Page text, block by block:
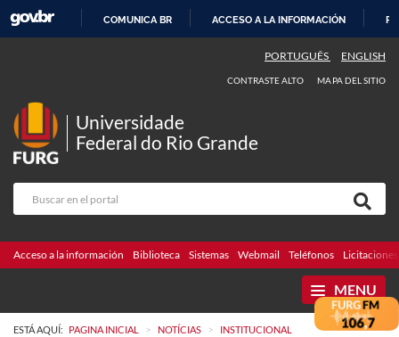
CONTENIDO
COMUNICA BR ACCESO A LA INFORMACIÓN
PORTUGUÊS ENGLISH
CONTRASTE ALTO MAPA DEL SITIO
Universidade
Federal do Rio Grande
Acceso a la información Biblioteca Sistemas Webmail Teléfonos Licitaciones
MENU
ESTÁ AQUÍ: PAGINA INICIAL > NOTÍCIAS > INSTITUCIONAL